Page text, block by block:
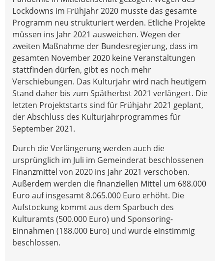
Lockdowns im Frühjahr 2020 musste das gesamte
Programm neu strukturiert werden. Etliche Projekte
müssen ins Jahr 2021 ausweichen. Wegen der
zweiten Maßnahme der Bundesregierung, dass im
gesamten November 2020 keine Veranstaltungen
stattfinden dürfen, gibt es noch mehr
Verschiebungen. Das Kulturjahr wird nach heutigem
Stand daher bis zum Spätherbst 2021 verlängert. Die
letzten Projektstarts sind für Frühjahr 2021 geplant,
der Abschluss des Kulturjahrprogrammes für
September 2021.
Durch die Verlängerung werden auch die
ursprünglich im Juli im Gemeinderat beschlossenen
Finanzmittel von 2020 ins Jahr 2021 verschoben.
Außerdem werden die finanziellen Mittel um 688.000
Euro auf insgesamt 8.065.000 Euro erhöht. Die
Aufstockung kommt aus dem Sparbuch des
Kulturamts (500.000 Euro) und Sponsoring-
Einnahmen (188.000 Euro) und wurde einstimmig
beschlossen.